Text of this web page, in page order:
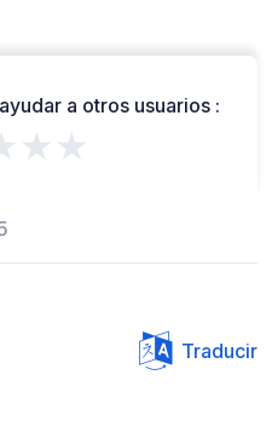
a otros usuarios :
Traducir